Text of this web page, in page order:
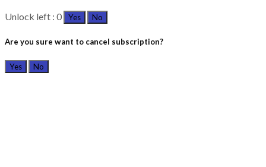
Unlock left : 0 Yes No
Are you sure want to cancel subscription?
Yes No